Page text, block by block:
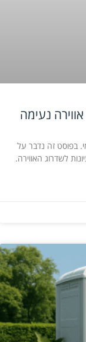
נעימה
בפוסט זה נדבר על
לשדרוג האווירה.